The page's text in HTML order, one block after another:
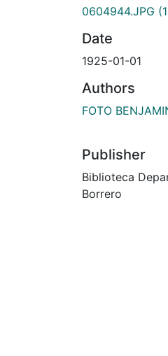
0604944.JPG
Date
1925-01-01
Authors
FOTO
Publisher
Biblioteca
Borrero